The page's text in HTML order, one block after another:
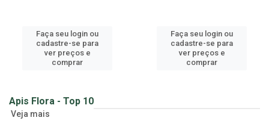
Faça seu login ou
cadastre-se para
ver preços e
comprar
Faça seu login ou
cadastre-se para
ver preços e
comprar
Apis Flora - Top 10
Veja mais